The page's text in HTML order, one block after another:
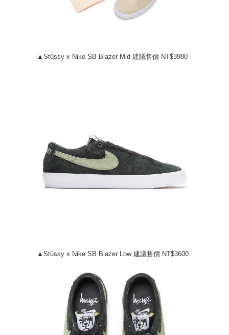
▲Stüssy x Nike SB Blazer Mid 建議售價 NT$3980
▲Stüssy x Nike SB Blazer Low 建議售價 NT$3600